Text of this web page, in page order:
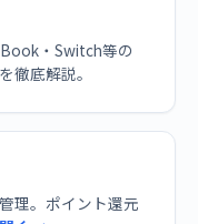
・Switch等の
徹底解説。
理。ポイント還元